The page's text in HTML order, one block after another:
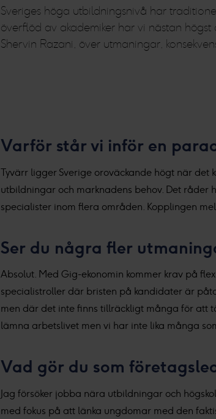
Sveriges höga utbildningsnivå har
överflöd av akademiker har vi nästan
Shervin Razani, över utmaningar,
Varför står vi inför en
Tyvärr ligger Sverige oroväckande högt när det
utbildningar och marknadens behov. Det
specialister inom flera områden. Kopplingen
Ser du några fler
Absolut. Med Gig-ekonomin kommer krav på
specialistroller där bristen på kandidater är
men där det inte finns tillräckligt många för att
lämna arbetslivet men vi har inte lika många
Vad gör du som
Jag försöker jobba nära utbildningar och
med fokus på att länka ungdomar med den